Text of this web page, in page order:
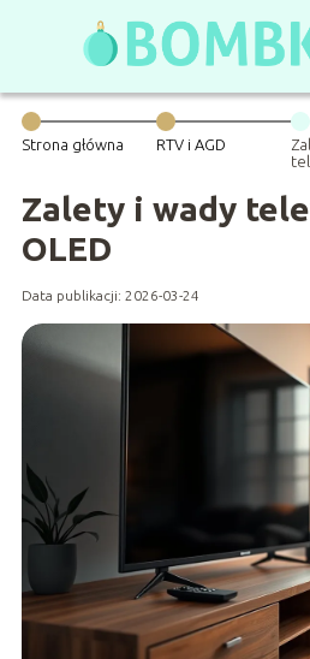
Strona główna RTV i AGD
Zalety i wady
OLED
Data publikacji: 2026-03-24